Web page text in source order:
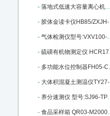
- 落地式低速大容量离心机MGLD4-40：M401916
- 胶体金读卡仪HB85/ZXJH-JB02库号：M403485
- 气体检测仪型号:VXV100-SO2库号：M404730
- 硫磺有机物测定仪 HCR1700库号：M16969
- 多功能水位控制器FH05-CCYJ-96E：M129003
- 大体积混凝土测温仪TY27-HNTT-D：M141067
- 养分速测仪 型号:SJ96-TPY-8A库号：M147056
- 食品采样箱 QR03-M200077库号：M200077